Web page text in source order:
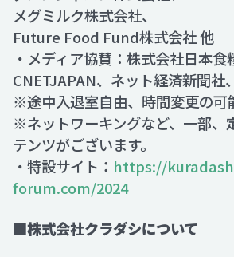
メグミルク株式会社、
Future Food Fund株式会社 他
・メディア協賛：株式会社日本食
CNETJAPAN、ネット経済新聞
※途中入退室自由、時間変更の可
※ネットワーキングなど、一部、
テンツがございます。
・特設サイト ： https://
forum.com/2024
■株式会社クラダシについて